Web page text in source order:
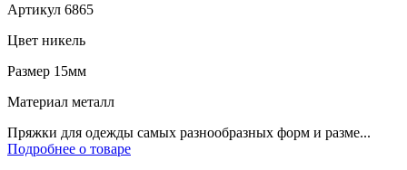
Артикул 6865
Цвет никель
Размер 15мм
Материал металл
Пряжки для одежды самых разнообразных форм и разме...
Подробнее о товаре